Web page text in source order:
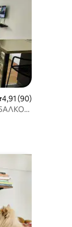
оценка:
4,91 (90)